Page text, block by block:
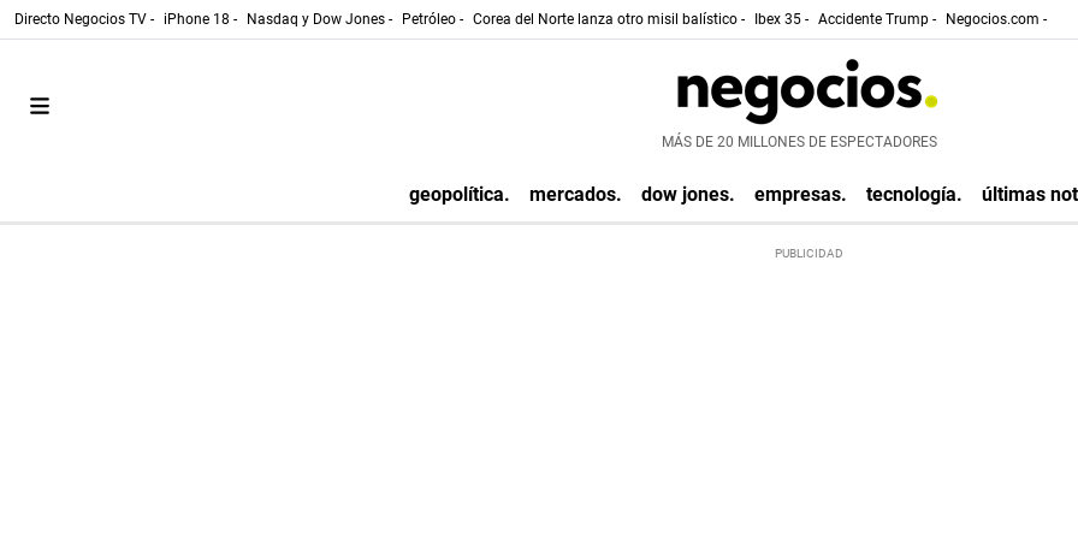
Directo Negocios TV - iPhone 18 - Nasdaq y Dow Jones - Petróleo - Corea del Norte lanza otro misil balístico - Ibex 35 - Accidente Trump - Negocios.com -
MÁS DE 20 MILLONES DE ESPECTADORES
geopolítica. mercados. dow jones. empresas. tecnología. últimas